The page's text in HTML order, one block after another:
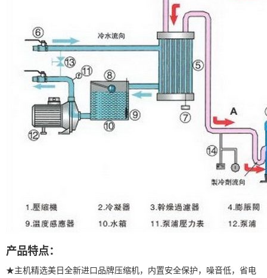
产品特点：
★主机精选美日全新进口品牌压缩机，内置安全保护，噪音低，省电